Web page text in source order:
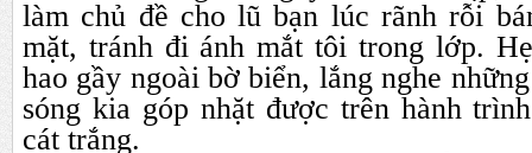
làm chủ đề cho lũ bạn lúc rãnh rỗi
mặt, tránh đi ánh mắt tôi trong lớp.
hao gầy ngoài bờ biển, lắng nghe
sóng kia góp nhặt được trên hành
cát trắng.